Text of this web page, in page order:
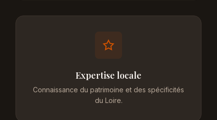
Expertise locale
Connaissance du patrimoine et des spécificités
du Loire.